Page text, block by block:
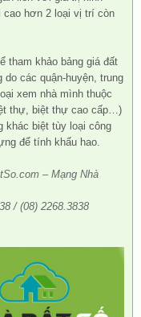
cao hơn 2 loại vị trí còn
tham khảo bảng giá đất
các quận-huyện, trung
xem nhà mình thuộc
thự, biệt thự cao cấp…)
khác biệt tùy loại công
để tính khấu hao.
– Mạng Nhà
/ (08) 2268.3838